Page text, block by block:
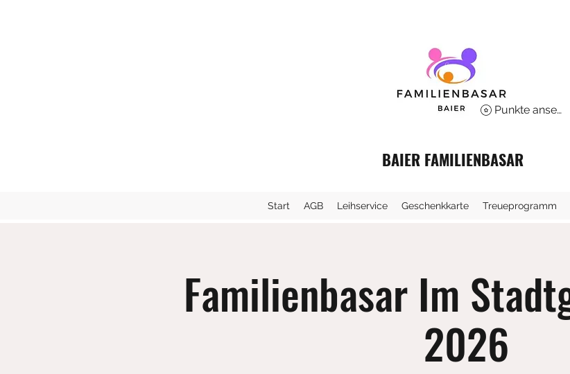
BAIER FAMILIENBASAR
Punkte ansehen
Start AGB Leihservice Geschenkkarte Treueprogramm
Familienbasar Im
2026